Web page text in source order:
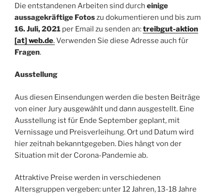
Die entstandenen Arbeiten sind durch einige
aussagekräftige Fotoszu dokumentieren und bis zum
16. Juli, 2021 per Email zu senden an:treibgut-aktion
[at] web.de.Verwenden Sie diese Adresse auch für
Fragen.
Ausstellung
Aus diesen Einsendungen werden die besten Beiträge
von einer Jury ausgewählt und dann ausgestellt. Eine
Ausstellung ist für Ende September geplant, mit
Vernissage und Preisverleihung. Ort und Datum wird
hier zeitnah bekanntgegeben. Dies hängt von der
Situation mit der Corona-Pandemie ab.
Attraktive Preise werden in verschiedenen
Altersgruppen vergeben: unter 12 Jahren, 13-18 Jahre